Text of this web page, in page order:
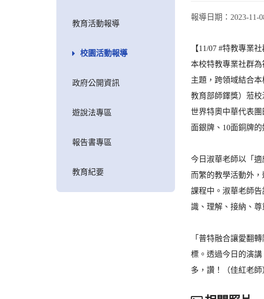
教育活動報導
校園活動報導
政府公開資訊
遊說法專區
報告書專區
教育紀要
報導日期： 2023-11-
【11/07 #特教專業
本校特教專業社群
主題，跨領域結合
教育部師鐸獎）蒞
世界特奧中華代表
面銀牌、10面銅牌的
今日淑華老師以「
而繁的教學活動外
課程中。淑華老師
識、理解、接納、尊
「普特融合讓愛翻
標。透過今日的演
多，讚！（佳紅老師